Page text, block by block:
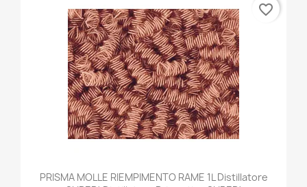
PRISMA MOLLE RIEMPIMENTO RAME 1L Distillatore
favorite_border